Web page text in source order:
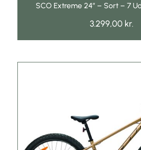
SCO Extreme 24″ – Sort – 7
3.299,00 kr.